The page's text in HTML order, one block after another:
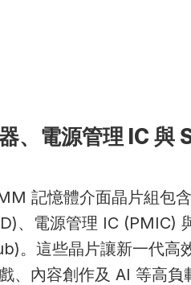
、電源管理 IC 與
記憶體介面晶片組包含
、電源管理 IC (PMIC)
。這些晶片讓新一代高
、內容創作及 AI 等高負